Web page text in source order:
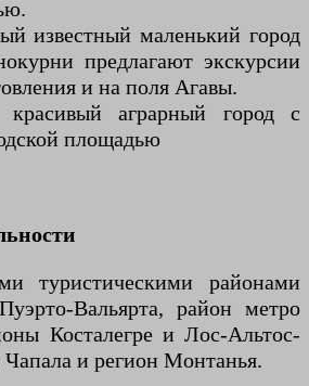
известный маленький город
предлагают экскурсии
и на поля Агавы.
аграрный город с
площадью
туристическими районами
Вальярта, район метро
Косталегре и Лос-Альтос-
Чапала и регион Монтанья.